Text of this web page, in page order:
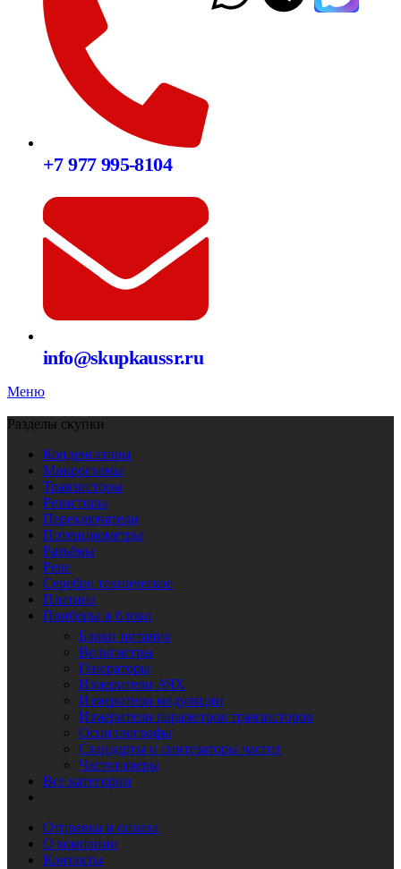
+7 977 995-8104
info@skupkaussr.ru
Меню
Разделы скупки
Конденсаторы
Микросхемы
Транзисторы
Резисторы
Переключатели
Потенциометры
Разъёмы
Реле
Серебро техническое
Платина
Приборы и блоки
Блоки питания
Вольтметры
Генераторы
Измерители АЧХ
Измерители модуляции
Измерители параметров транзисторов
Осциллографы
Стандарты и синтезаторы частот
Частотомеры
Все категории
Отправка и оплата
О компании
Контакты